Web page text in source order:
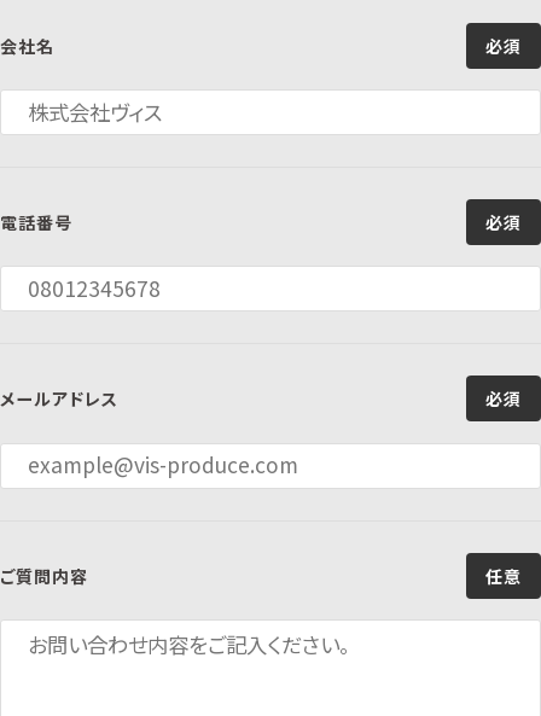
会社名 必須
電話番号 必須
メールアドレス 必須
ご質問内容 任意